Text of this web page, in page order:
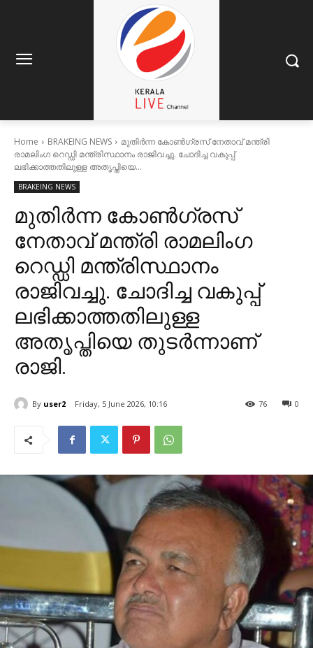
Home BRAKEING NEWS
മുതിർന്ന കോൺഗ്രസ് നേതാവ് മന്ത്രി
രാമലിംഗ റെഡ്ഡി മന്ത്രിസ്ഥാനം രാജിവച്ചു. ചോദിച്ച വകുപ്പ്
ലഭിക്കാത്തതിലുള്ള അതൃപ്തിയെ...
BRAKEING NEWS
മുതിർന്ന കോൺഗ്രസ്
നേതാവ് മന്ത്രി രാമലിംഗ
റെഡ്ഡി മന്ത്രിസ്ഥാനം
രാജിവച്ചു. ചോദിച്ച വകുപ്പ്
ലഭിക്കാത്തതിലുള്ള
അതൃപ്തിയെ തുടർന്നാണ്
രാജി.
By user2 Friday, 5 June 2026, 10:16 0
76